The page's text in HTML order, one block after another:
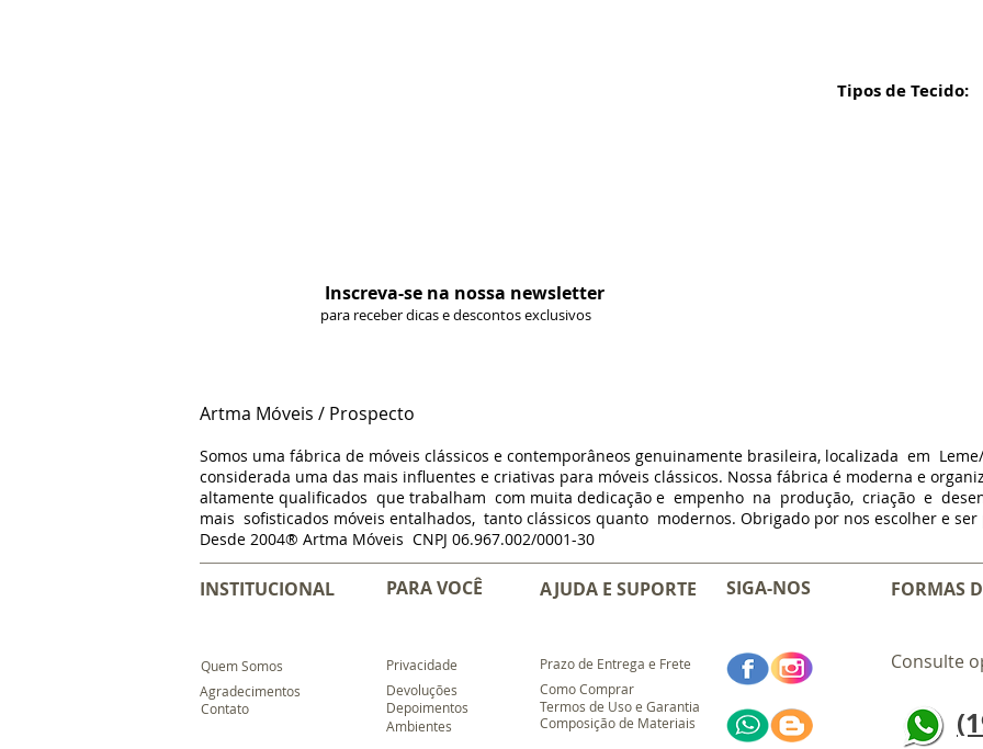
Tipos de Tecido:
Inscreva-se na nossa newsletter
para receber dicas e descontos exclusivos
Artma Móveis / Prospecto
Somos uma fábrica de móveis clássicos e contemporâneos genuinamente brasileira, localizada em
considerada uma das mais influentes e criativas para móveis clássicos. Nossa fábrica é moderna e
altamente qualificados que trabalham com muita dedicação e empenho na produção, criação e
mais sofisticados móveis entalhados, tanto clássicos quanto modernos. Obrigado por nos escolher e
Desde 2004® Artma Móveis CNPJ 06.967.002/0001-30
INSTITUCIONAL
Quem Somos
Agradecimentos
Contato
PARA VOCÊ
Privacidade
Devoluções
Depoimentos
Ambientes
AJUDA E SUPORTE SIGA-NOS
Prazo de Entrega e Frete
Como Comprar
Termos de Uso e Garantia
Composição de Materiais
FORMAS
Consulte